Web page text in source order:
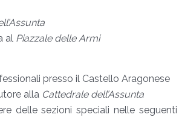
al Piazzale delle Armi
presso il Castello Aragonese
alla Cattedrale dell’Assunta
delle sezioni speciali nelle seguenti